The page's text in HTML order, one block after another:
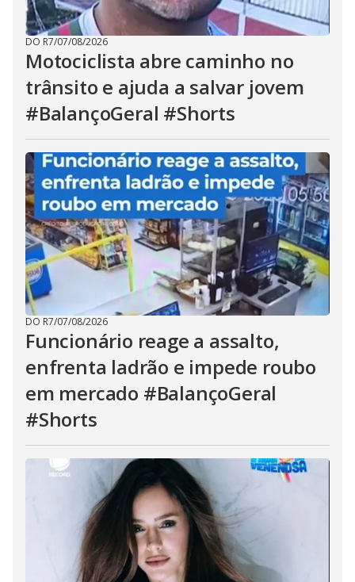
DO R7/07/08/2026
Motociclista abre caminho no
trânsito e ajuda a salvar jovem
#BalançoGeral #Shorts
DO R7/07/08/2026
Funcionário reage a assalto,
enfrenta ladrão e impede roubo
em mercado #BalançoGeral
#Shorts